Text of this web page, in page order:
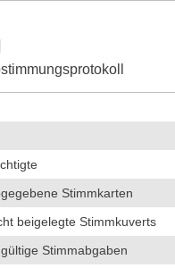
Stimmkarten
beigelegte Stimmkuverts
Stimmabgaben